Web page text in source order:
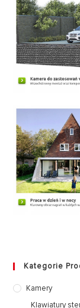
Kategorie
Kamery
Klawiatury